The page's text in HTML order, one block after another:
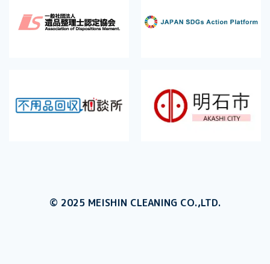
© 2025 MEISHIN CLEANING CO.,LTD.